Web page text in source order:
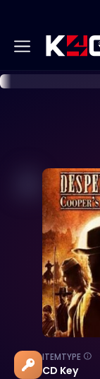
ITEMTYPE
CD Key